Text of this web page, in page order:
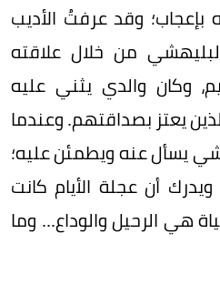
وقد عرفتُ الأديب
من خلال علاقته
وكان والدي يثني عليه
يعتز بصداقتهم. وعندما
يسأل عنه ويطمئن عليه؛
أن عجلة الأيام كانت
هي الرحيل والوداع... وما